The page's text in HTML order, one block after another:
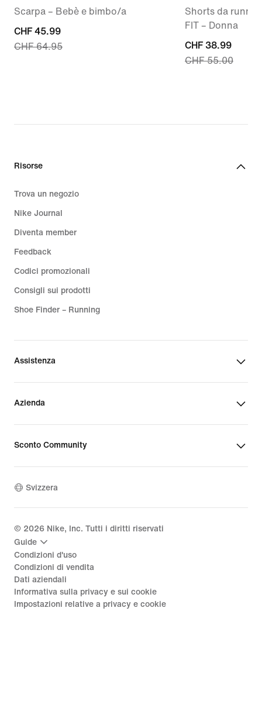
Scarpa – Bebè e bimbo/a
current
price
CHF 45.99
CHF 64.95
Shorts da
FIT – Donna
current
price
price
CHF 38.99
CHF 55.00
Risorse
Trova un negozio
Nike Journal
Diventa member
Feedback
Codici promozionali
Consigli sui prodotti
Shoe Finder – Running
Assistenza
Azienda
Sconto Community
Svizzera
© 2026 Nike, Inc. Tutti i diritti riservati
Guide
Condizioni d'uso
Condizioni di vendita
Dati aziendali
Informativa sulla privacy e sui cookie
Impostazioni relative a privacy e cookie